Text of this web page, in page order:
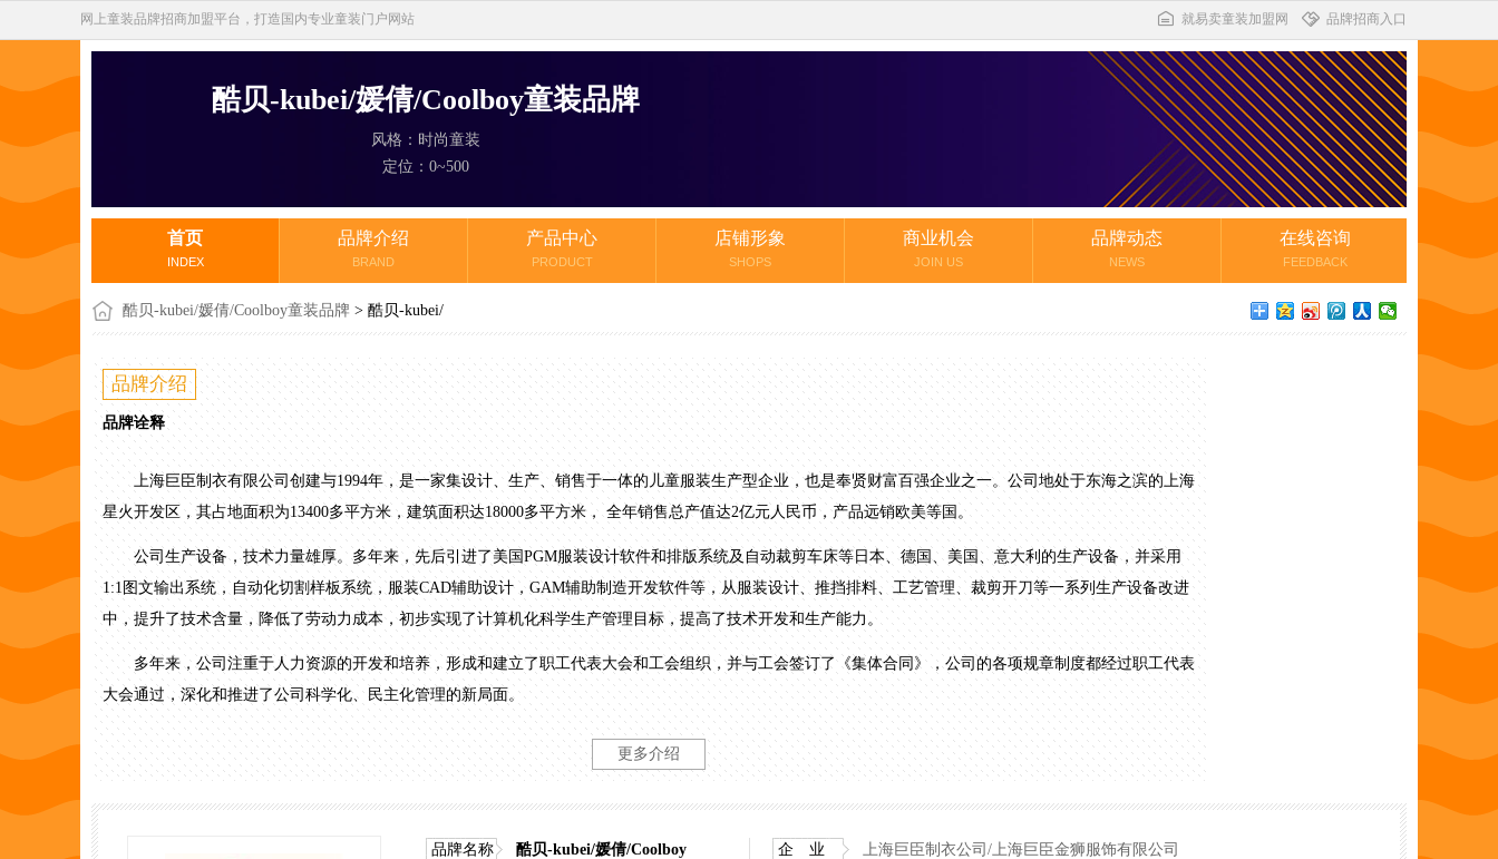
网上童装品牌招商加盟平台，打造国内专业童装门户网站 就易卖童装加盟网 品牌招商入口
酷贝-kubei/媛倩/Coolboy童装品牌
风格：时尚童装
定位：0~500
首页
INDEX
品牌介绍
BRAND
产品中心
PRODUCT
店铺形象
SHOPS
商业机会
JOIN US
品牌动态
NEWS
在线咨询
FEEDBACK
酷贝-kubei/媛倩/Coolboy童装品牌 > 酷贝-kubei/
品牌介绍
品牌诠释
上海巨臣制衣有限公司创建与1994年，是一家集设计、生产、销售于一体的儿童服装生产型企业，也是奉贤财富百强企业之一。公司地处于东海之滨的上海
星火开发区，其占地面积为13400多平方米，建筑面积达18000多平方米， 全年销售总产值达2亿元人民币，产品远销欧美等国。
公司生产设备，技术力量雄厚。多年来，先后引进了美国PGM服装设计软件和排版系统及自动裁剪车床等日本、德国、美国、意大利的生产设备，并采用
1:1图文输出系统，自动化切割样板系统，服装CAD辅助设计，GAM辅助制造开发软件等，从服装设计、推挡排料、工艺管理、裁剪开刀等一系列生产设备改进
中，提升了技术含量，降低了劳动力成本，初步实现了计算机化科学生产管理目标，提高了技术开发和生产能力。
多年来，公司注重于人力资源的开发和培养，形成和建立了职工代表大会和工会组织，并与工会签订了《集体合同》，公司的各项规章制度都经过职工代表
大会通过，深化和推进了公司科学化、民主化管理的新局面。
2006年起，公司通过了ISO9000质量管理体系的认证和复审，严格执行质量体系的程序，从采购到成品，每个环节都有严格的品质控制。公司设有独立的品
质物、化测试中心，品鉴人员队伍占到公司员工的8%。独立的品质测试中心，科学的检测仪器设备，突破了传统的服装产品检验方法，为服装产品的环保、质
量达标保证奠定了基础。
公司既重视生产，对于企业文化的建设也是重视非常。公司对每一位员工都有常年的培训计划和提供员工资金进行社会再教育学习的机会。
更多介绍
品牌名称 酷贝-kubei/媛倩/Coolboy 企 业 上海巨臣制衣公司/上海巨臣金狮服饰有限公司